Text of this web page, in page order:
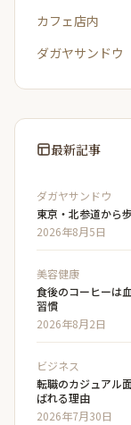
カフェ店内
ダガヤサンドウ
最新記事
ダガヤサンドウ
東京・北参道から
2026年8月5日
美容健康
食後のコーヒーは
習慣
2026年8月2日
ビジネス
転職のカジュアル
ばれる理由
2026年7月30日